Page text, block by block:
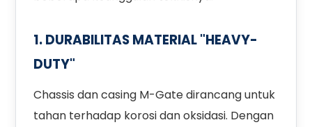
1. DURABILITAS MATERIAL "HEAVY-
DUTY"
Chassis dan casing M-Gate dirancang untuk
tahan terhadap korosi dan oksidasi. Dengan